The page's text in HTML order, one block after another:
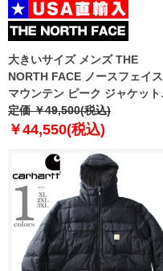
大きいサイズ メンズ THE
NORTH FACE ノースフェイス
マウンテン ピーク ジャケット
MOUNTAIN PEAK JACKET
USA直輸入 nj2hq01a
定価 ￥49,500(税込)
￥44,550(税込)